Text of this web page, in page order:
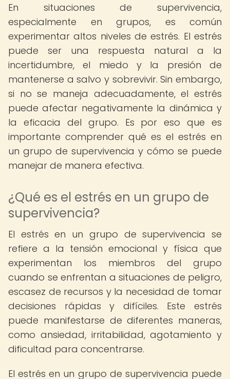
En situaciones de supervivencia,
especialmente en grupos, es común
experimentar altos niveles de estrés. El estrés
puede ser una respuesta natural a la
incertidumbre, el miedo y la presión de
mantenerse a salvo y sobrevivir. Sin embargo,
si no se maneja adecuadamente, el estrés
puede afectar negativamente la dinámica y
la eficacia del grupo. Es por eso que es
importante comprender qué es el estrés en
un grupo de supervivencia y cómo se puede
manejar de manera efectiva.
¿Qué es el estrés en un grupo de
supervivencia?
El estrés en un grupo de supervivencia se
refiere a la tensión emocional y física que
experimentan los miembros del grupo
cuando se enfrentan a situaciones de peligro,
escasez de recursos y la necesidad de tomar
decisiones rápidas y difíciles. Este estrés
puede manifestarse de diferentes maneras,
como ansiedad, irritabilidad, agotamiento y
dificultad para concentrarse.
El estrés en un grupo de supervivencia puede